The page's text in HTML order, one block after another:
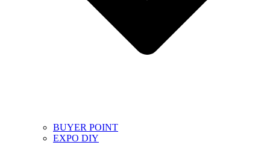
BUYER POINT
EXPO DIY